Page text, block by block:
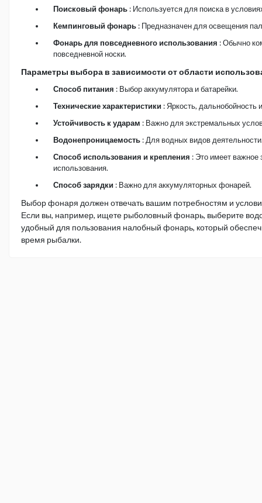
Поисковый фонарь : Используется для поиска в
Кемпинговый фонарь : Предназначен для освещения
Фонарь для повседневного использования : Обычно
повседневной носки.
Параметры выбора в зависимости от области
Способ питания : Выбор аккумулятора и батарейки.
Технические характеристики : Яркость, дальнобойность
Устойчивость к ударам : Важно для экстремальных
Водонепроницаемость : Для водных видов
Способ использования и крепления : Это имеет важное
использования.
Способ зарядки : Важно для аккумуляторных фонарей.
Выбор фонаря должен отвечать вашим потребностям и
Если вы, например, ищете рыболовный фонарь, выберите
удобный для пользования налобный фонарь, который
время рыбалки.